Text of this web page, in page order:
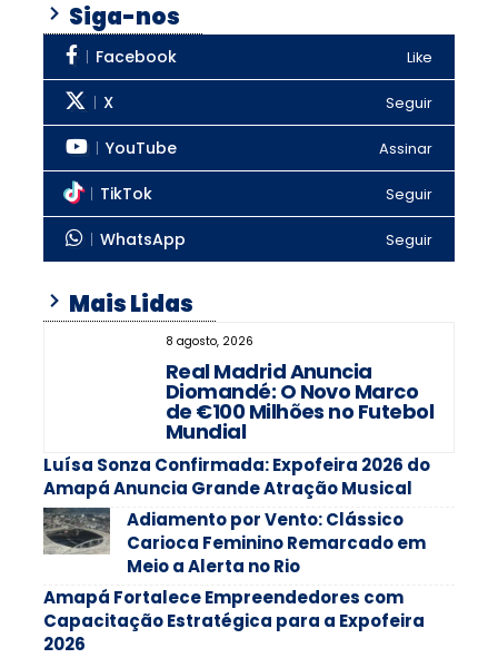
Siga-nos
Facebook Like
X Seguir
YouTube Assinar
TikTok Seguir
WhatsApp Seguir
Mais Lidas
8 agosto, 2026
Real Madrid Anuncia
Diomandé: O Novo Marco
de €100 Milhões no Futebol
Mundial
Luísa Sonza Confirmada: Expofeira 2026 do
Amapá Anuncia Grande Atração Musical
Adiamento por Vento: Clássico
Carioca Feminino Remarcado em
Meio a Alerta no Rio
Amapá Fortalece Empreendedores com
Capacitação Estratégica para a Expofeira
2026